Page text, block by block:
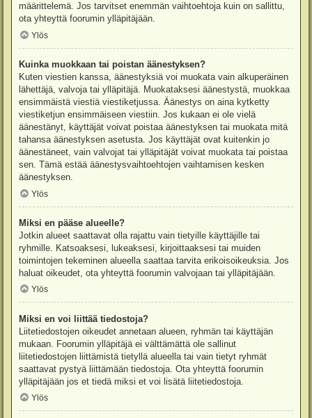
määrittelemä. Jos tarvitset enemmän vaihtoehtoja kuin on sallittu,
ota yhteyttä foorumin ylläpitäjään.
Ylös
Kuinka muokkaan tai poistan äänestyksen?
Kuten viestien kanssa, äänestyksiä voi muokata vain alkuperäinen
lähettäjä, valvoja tai ylläpitäjä. Muokataksesi äänestystä, muokkaa
ensimmäistä viestiä viestiketjussa. Äänestys on aina kytketty
viestiketjun ensimmäiseen viestiin. Jos kukaan ei ole vielä
äänestänyt, käyttäjät voivat poistaa äänestyksen tai muokata mitä
tahansa äänestyksen asetusta. Jos käyttäjät ovat kuitenkin jo
äänestäneet, vain valvojat tai ylläpitäjät voivat muokata tai poistaa
sen. Tämä estää äänestysvaihtoehtojen vaihtamisen kesken
äänestyksen.
Ylös
Miksi en pääse alueelle?
Jotkin alueet saattavat olla rajattu vain tietyille käyttäjille tai
ryhmille. Katsoaksesi, lukeaksesi, kirjoittaaksesi tai muiden
toimintojen tekeminen alueella saattaa tarvita erikoisoikeuksia. Jos
haluat oikeudet, ota yhteyttä foorumin valvojaan tai ylläpitäjään.
Ylös
Miksi en voi liittää tiedostoja?
Liitetiedostojen oikeudet annetaan alueen, ryhmän tai käyttäjän
mukaan. Foorumin ylläpitäjä ei välttämättä ole sallinut
liitetiedostojen liittämistä tietyllä alueella tai vain tietyt ryhmät
saattavat pystyä liittämään tiedostoja. Ota yhteyttä foorumin
ylläpitäjään jos et tiedä miksi et voi lisätä liitetiedostoja.
Ylös